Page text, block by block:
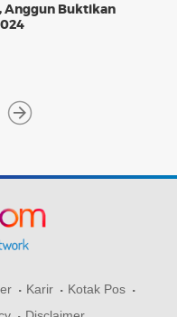
Anggun Buktikan
Karir
Kotak Pos